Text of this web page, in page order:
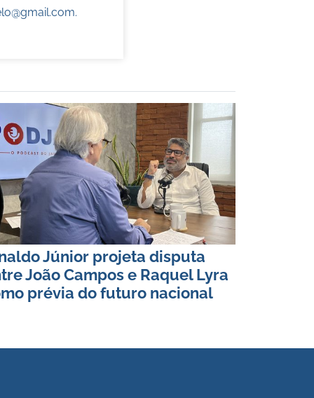
.
Júnior projeta disputa
João Campos e Raquel Lyra
prévia do futuro nacional